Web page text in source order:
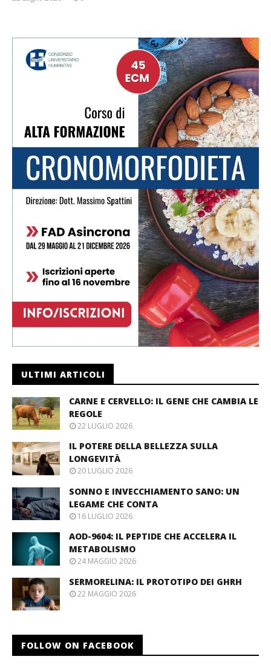
ULTIMI ARTICOLI
CARNE E CERVELLO: IL GENE CHE CAMBIA LE
REGOLE
22 LUGLIO 2026
IL POTERE DELLA BELLEZZA SULLA
LONGEVITÀ
20 LUGLIO 2026
SONNO E INVECCHIAMENTO SANO: UN
LEGAME CHE CONTA
16 LUGLIO 2026
AOD-9604: IL PEPTIDE CHE ACCELERA IL
METABOLISMO
24 MAGGIO 2026
SERMORELINA: IL PROTOTIPO DEI GHRH
22 MAGGIO 2026
FOLLOW ON FACEBOOK